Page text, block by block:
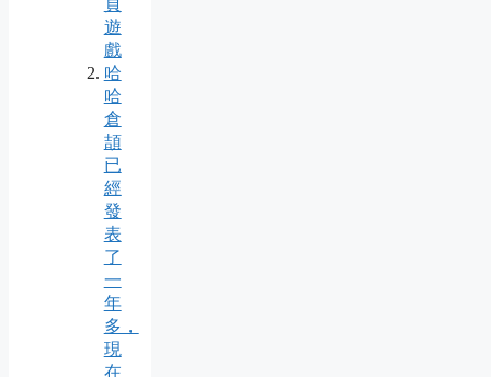
遊
戲
哈
哈
倉
頡
已
經
發
表
了
一
年
多，
現
在